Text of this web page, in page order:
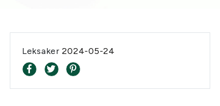
Leksaker2024-05-24